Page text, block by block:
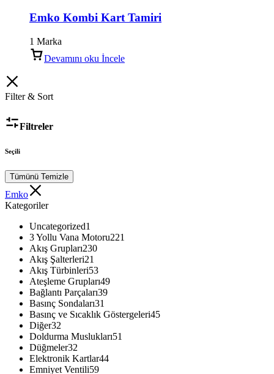
Emko Kombi Kart Tamiri
1 Marka
Devamını oku İncele
Filter & Sort
Filtreler
Seçili
Tümünü Temizle
Emko
Kategoriler
Uncategorized1
3 Yollu Vana Motoru221
Akış Grupları230
Akış Şalterleri21
Akış Türbinleri53
Ateşleme Grupları49
Bağlantı Parçaları39
Basınç Sondaları31
Basınç ve Sıcaklık Göstergeleri45
Diğer32
Doldurma Muslukları51
Düğmeler32
Elektronik Kartlar44
Emniyet Ventili59